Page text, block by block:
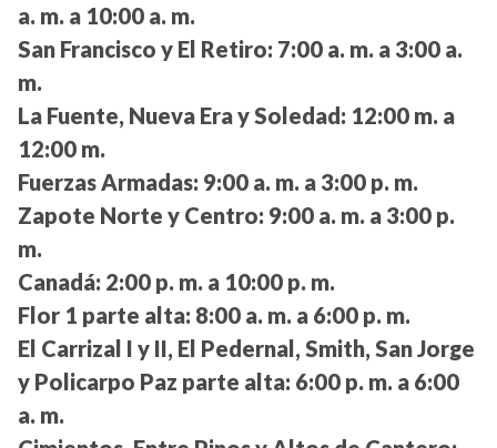
a. m. a 10:00 a. m.
San Francisco y El Retiro: 7:00 a. m. a 3:00 a.
m.
La Fuente, Nueva Era y Soledad: 12:00 m. a
12:00 m.
Fuerzas Armadas: 9:00 a. m. a 3:00 p. m.
Zapote Norte y Centro: 9:00 a. m. a 3:00 p.
m.
Canadá: 2:00 p. m. a 10:00 p. m.
Flor 1 parte alta: 8:00 a. m. a 6:00 p. m.
El Carrizal I y II, El Pedernal, Smith, San Jorge
y Policarpo Paz parte alta: 6:00 p. m. a 6:00
a. m.